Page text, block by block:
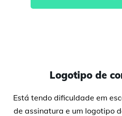
Logotipo de
Está tendo dificuldade em
de assinatura e um logotipo